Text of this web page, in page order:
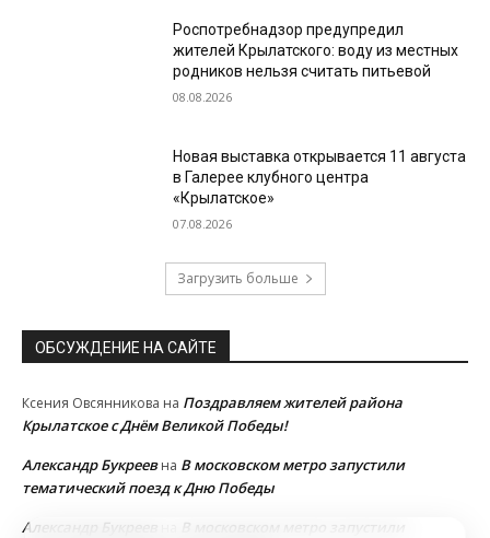
Роспотребнадзор предупредил
жителей Крылатского: воду из местных
родников нельзя считать питьевой
08.08.2026
Новая выставка открывается 11 августа
в Галерее клубного центра
«Крылатское»
07.08.2026
Загрузить больше
ОБСУЖДЕНИЕ НА САЙТЕ
Ксения Овсянникова на Поздравляем жителей района
Крылатское с Днём Великой Победы!
Александр Букреевна В московском метро запустили
тематический поезд к Дню Победы
Александр Букреев
В московском метро запустили